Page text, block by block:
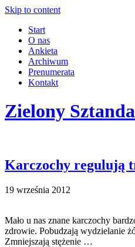
Skip to content
Start
O nas
Ankieta
Archiwum
Prenumerata
Kontakt
Zielony
Karczochy regulują
19 września 2012
Mało u nas znane karczochy
zdrowie. Pobudzają wydzielanie
Zmniejszają stężenie …